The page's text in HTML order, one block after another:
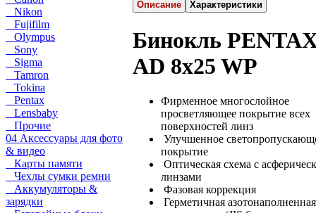
Nikon
Fujifilm
Olympus
Sony
Sigma
Tamron
Tokina
Pentax
Lensbaby
Прочие
04 Аксессуары для фото
& видео
Карты памяти
Чехлы сумки ремни
Аккумуляторы &
зарядки
Описание Характеристики
Бинокль
AD 8x25 WP
Фирменное многослойное
просветляющее покрытие всех
поверхностей линз
Улучшенное
покрытие
Оптическая схема с
линзами
Фазовая коррекция
Герметичная азотонаполненная